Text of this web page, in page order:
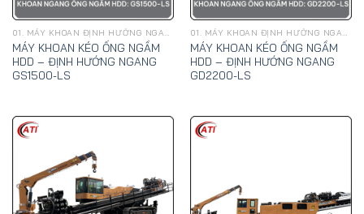
01. MÁY KHOAN ĐỊNH HƯỚNG NGANG, KÉO ỐNG NGẦM HDD - GOODENG
MÁY KHOAN KÉO ỐNG NGẦM
HDD – ĐỊNH HƯỚNG NGANG
GS1500-LS
01. MÁY KHOAN ĐỊNH HƯỚNG NGANG, KÉO ỐNG NGẦM HDD - GOODENG
MÁY KHOAN KÉO ỐNG NGẦM
HDD – ĐỊNH HƯỚNG NGANG
GD2200-LS